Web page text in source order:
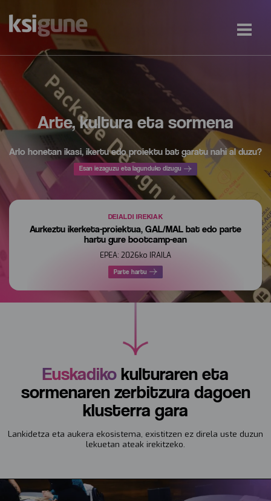
Arte, kultura eta sormena
Arlo honetan ikasi, ikertu edo proiektu bat garatu nahi al duzu?
Esan iezaguzu eta lagunduko dizugu
DEIALDI IREKIAK
Aurkeztu ikerketa-proiektua, GAL/MAL bat edo parte
hartu gure bootcamp-ean
EPEA: 2026ko IRAILA
Parte hartu
Euskadikokulturaren eta
sormenaren zerbitzura dagoen
klusterra gara
Lankidetza eta aukera ekosistema, existitzen ez direla uste duzun
lekuetan ateak irekitzeko.